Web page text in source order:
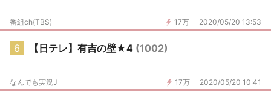
17万 2020/05/20 13:53
番組ch(TBS)
6 【日テレ】有吉の壁★4 (1002)
17万 2020/05/20 10:41
なんでも実況J